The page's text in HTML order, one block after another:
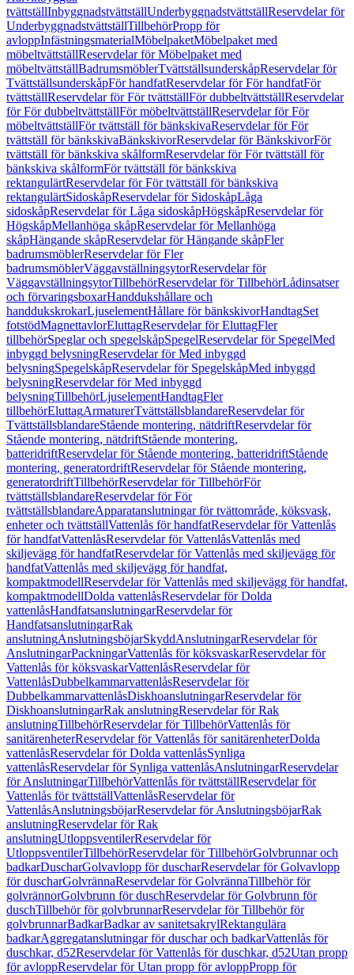
tvättställInbyggnadstvättställUnderbyggnadstvättställReservdelar för
UnderbyggnadstvättställTillbehörPropp för
avloppInfästningsmaterialMöbelpaketMöbelpaket med
möbeltvättställReservdelar för Möbelpaket med
möbeltvättställBadrumsmöblerTvättställsunderskåpReservdelar för
TvättställsunderskåpFör handfatReservdelar för För handfatFör
tvättställReservdelar för För tvättställFör dubbeltvättställReservdelar
för För dubbeltvättställFör möbeltvättställReservdelar för För
möbeltvättställFör tvättställ för bänkskivaReservdelar för För
tvättställ för bänkskivaBänkskivorReservdelar för BänkskivorFör
tvättställ för bänkskiva skålformReservdelar för För tvättställ för
bänkskiva skålformFör tvättställ för bänkskiva
rektangulärtReservdelar för För tvättställ för bänkskiva
rektangulärtSidoskåpReservdelar för SidoskåpLåga
sidoskåpReservdelar för Låga sidoskåpHögskåpReservdelar för
HögskåpMellanhöga skåpReservdelar för Mellanhöga
skåpHängande skåpReservdelar för Hängande skåpFler
badrumsmöblerReservdelar för Fler
badrumsmöblerVäggavställningsytorReservdelar för
VäggavställningsytorTillbehörReservdelar för TillbehörLådinsatser
och förvaringsboxarHanddukshållare och
handdukskrokarLjuselementHållare för bänkskivorHandtagSet
fotstödMagnettavlorEluttagReservdelar för EluttagFler
tillbehörSpeglar och spegelskåpSpegelReservdelar för SpegelMed
inbyggd belysningReservdelar för Med inbyggd
belysningSpegelskåpReservdelar för SpegelskåpMed inbyggd
belysningReservdelar för Med inbyggd
belysningTillbehörLjuselementHandtagFler
tillbehörEluttagArmaturerTvättställsblandareReservdelar för
TvättställsblandareStående montering, nätdriftReservdelar för
Stående montering, nätdriftStående montering,
batteridriftReservdelar för Stående montering, batteridriftStående
montering, generatordriftReservdelar för Stående montering,
generatordriftTillbehörReservdelar för TillbehörFör
tvättställsblandareReservdelar för För
tvättställsblandareApparatanslutningar för tvättområde, köksvask,
enheter och tvättställVattenlås för handfatReservdelar för Vattenlås
för handfatVattenlåsReservdelar för VattenlåsVattenlås med
skiljevägg för handfatReservdelar för Vattenlås med skiljevägg för
handfatVattenlås med skiljevägg för handfat,
kompaktmodellReservdelar för Vattenlås med skiljevägg för handfat,
kompaktmodellDolda vattenlåsReservdelar för Dolda
vattenlåsHandfatsanslutningarReservdelar för
HandfatsanslutningarRak
anslutningAnslutningsböjarSkyddAnslutningarReservdelar för
AnslutningarPackningarVattenlås för köksvaskarReservdelar för
Vattenlås för köksvaskarVattenlåsReservdelar för
VattenlåsDubbelkammarvattenlåsReservdelar för
DubbelkammarvattenlåsDiskhoanslutningarReservdelar för
DiskhoanslutningarRak anslutningReservdelar för Rak
anslutningTillbehörReservdelar för TillbehörVattenlås för
sanitärenheterReservdelar för Vattenlås för sanitärenheterDolda
vattenlåsReservdelar för Dolda vattenlåsSynliga
vattenlåsReservdelar för Synliga vattenlåsAnslutningarReservdelar
för AnslutningarTillbehörVattenlås för tvättställReservdelar för
Vattenlås för tvättställVattenlåsReservdelar för
VattenlåsAnslutningsböjarReservdelar för AnslutningsböjarRak
anslutningReservdelar för Rak
anslutningUtloppsventilerReservdelar för
UtloppsventilerTillbehörReservdelar för TillbehörGolvbrunnar och
badkarDuscharGolvavlopp för duscharReservdelar för Golvavlopp
för duscharGolvrännaReservdelar för GolvrännaTillbehör för
golvrännorGolvbrunn för duschReservdelar för Golvbrunn för
duschTillbehör för golvbrunnarReservdelar för Tillbehör för
golvbrunnarBadkarBadkar av sanitetsakrylRektangulära
badkarAggregatanslutningar för duschar och badkarVattenlås för
duschkar, d52Reservdelar för Vattenlås för duschkar, d52Utan propp
för avloppReservdelar för Utan propp för avloppPropp för